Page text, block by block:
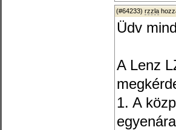
(#64233) rzzla
Üdv
A Lenz
1. A